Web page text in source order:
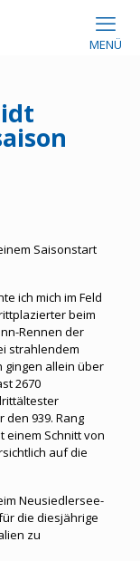
MENÜ
Saisonstart
ich mich im Feld
beim
Rennen der
strahlendem
gingen allein über
2670
den 939. Rang
einem Schnitt von
auf die
Neusiedlersee-
die diesjährige
zu